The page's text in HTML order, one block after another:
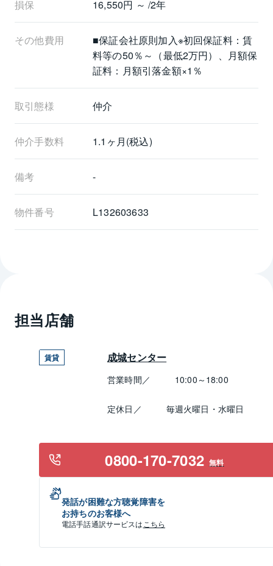
損保 16,550円 ～ /2年
その他費用
■保証会社原則加入※初回保証料：賃
料等の50％～（最低2万円）、月額保
証料：月額引落金額×1％
取引態様 仲介
仲介手数料 1.1ヶ月(税込)
備考 -
物件番号 L132603633
担当店舗
賃貸 成城センター
営業時間／ 10:00～18:00
定休日／ 毎週火曜日・水曜日
0800-170-7032 無料
発話が困難な方聴覚障害を
お持ちのお客様へ
電話手話通訳サービスはこちら